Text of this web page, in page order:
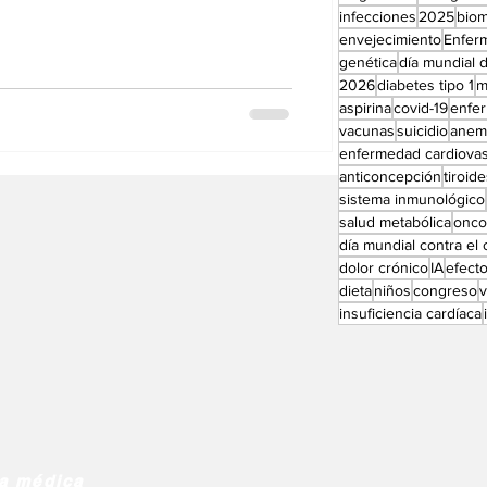
las instancias de poder
infecciones 2025
envejecimiento
genéticadía mundial
2026diabetes tipo 1
aspirinacovid-19
vacunassuicidio
enfermedad
anticoncepción
sistema inmunológico
salud metabólica
día mundial contra el
dolor crónicoIA
dietaniñoscongreso
insuficiencia cardíaca